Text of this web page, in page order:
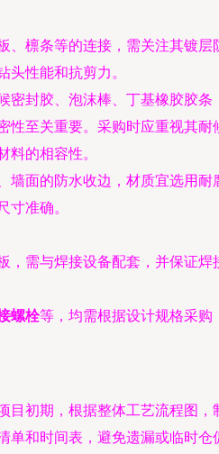
、檩条等的连接，需关注其镀层
头性能和抗剪力。
密封胶、泡沫棒、丁基橡胶胶条
性至关重要。采购时应重视其耐
料的相容性。
墙面的防水收边，材质宜选用耐
寸准确。
，需与焊接设备配套，并保证焊
螺栓等，均需根据设计规格采购
目初期，根据整体工艺流程图，
单和时间表，避免遗漏或临时仓